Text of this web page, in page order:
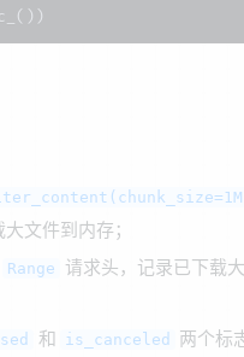
文件到内存；
Range
请求头，记录已下载
和 is_canceled
两个标